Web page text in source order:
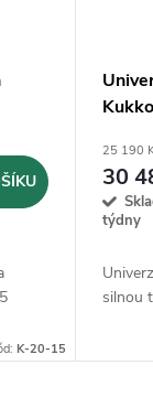
K-20-15
25 190
30
týdny
silnou